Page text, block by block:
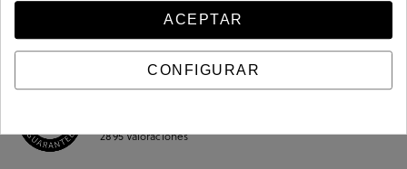
2895Valoraciones
ACEPTAR
CONFIGURAR